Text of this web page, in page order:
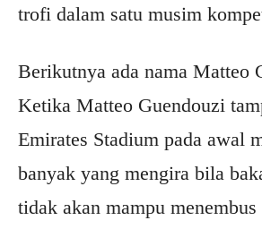
trofi dalam satu musim
Berikutnya ada nama Matteo
Ketika Matteo Guendouzi
Emirates Stadium pada awal
banyak yang mengira bila
tidak akan mampu menembus